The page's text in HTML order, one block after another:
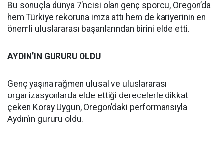
Bu sonuçla dünya 7’ncisi olan genç sporcu, Oregon’da
hem Türkiye rekoruna imza attı hem de kariyerinin en
önemli uluslararası başarılarından birini elde etti.
AYDIN’IN GURURU OLDU
Genç yaşına rağmen ulusal ve uluslararası
organizasyonlarda elde ettiği derecelerle dikkat
çeken Koray Uygun, Oregon’daki performansıyla
Aydın’ın gururu oldu.